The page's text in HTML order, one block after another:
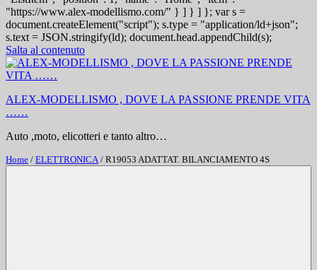
"https://www.alex-modellismo.com/" } ] } ] }; var s =
document.createElement("script"); s.type = "application/ld+json";
s.text = JSON.stringify(ld); document.head.appendChild(s);
Salta al contenuto
ALEX-MODELLISMO , DOVE LA PASSIONE PRENDE VITA
……
Auto ,moto, elicotteri e tanto altro…
Home / ELETTRONICA / R19053 ADATTAT. BILANCIAMENTO 4S